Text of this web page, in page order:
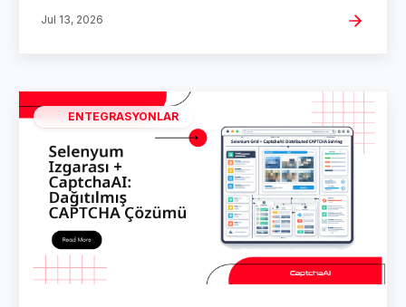
Jul 13, 2026
ENTEGRASYONLAR